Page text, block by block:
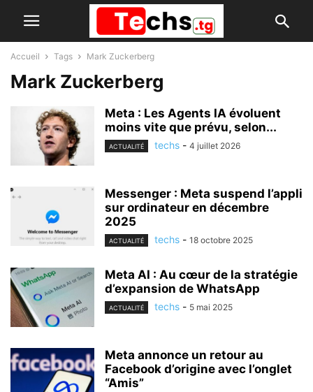
Accueil Tags Mark Zuckerberg
Mark Zuckerberg
Meta : Les Agents IA évoluent
moins vite que prévu, selon...
ACTUALITÉ techs - 4 juillet 2026
Messenger : Meta suspend l’appli
sur ordinateur en décembre
2025
ACTUALITÉ techs - 18 octobre 2025
Meta AI : Au cœur de la stratégie
d’expansion de WhatsApp
ACTUALITÉ techs - 5 mai 2025
Meta annonce un retour au
Facebook d’origine avec l’onglet
“Amis”